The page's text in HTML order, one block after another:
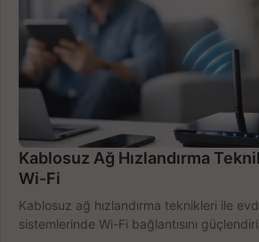
Kablosuz Ağ Hızlandırma
Wi-Fi
Kablosuz ağ hızlandırma teknikleri ile
sistemlerinde Wi-Fi bağlantısını